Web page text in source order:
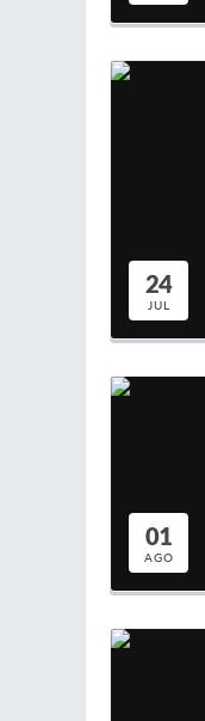
24
JUL
01
AGO